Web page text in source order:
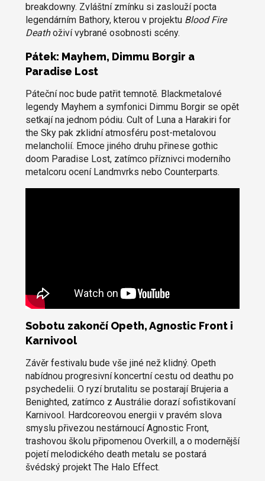
breakdowny. Zvláštní zmínku si zaslouží pocta
legendárním Bathory, kterou v projektu Blood Fire
Deathoživí vybrané osobnosti scény.
Pátek: Mayhem, Dimmu Borgir a
Paradise Lost
Páteční noc bude patřit temnotě. Blackmetalové
legendy Mayhem a symfonici Dimmu Borgir se opět
setkají na jednom pódiu. Cult of Luna a Harakiri for
the Sky pak zklidní atmosféru post-metalovou
melancholií. Emoce jiného druhu přinese gothic
doom Paradise Lost, zatímco příznivci moderního
metalcoru ocení Landmvrks nebo Counterparts.
Sobotu zakončí Opeth, Agnostic Front i
Karnivool
Závěr festivalu bude vše jiné než klidný. Opeth
nabídnou progresivní koncertní cestu od deathu po
psychedelii. O ryzí brutalitu se postarají Brujeria a
Benighted, zatímco z Austrálie dorazí sofistikovaní
Karnivool. Hardcoreovou energii v pravém slova
smyslu přivezou nestárnoucí Agnostic Front,
trashovou školu připomenou Overkill, a o modernější
pojetí melodického death metalu se postará
švédský projekt The Halo Effect.